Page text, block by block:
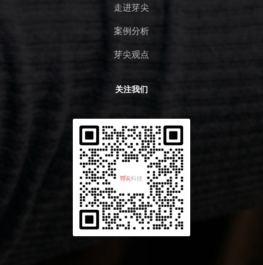
走进芽尖
案例分析
芽尖观点
关注我们